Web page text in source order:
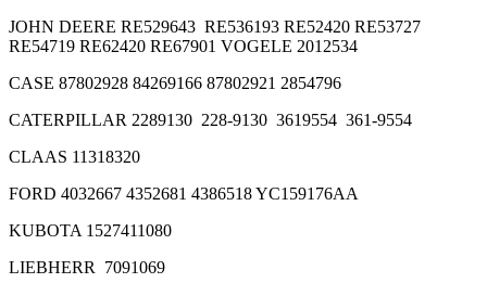
JOHN DEERE RE529643 RE536193 RE52420 RE53727
RE54719 RE62420 RE67901 VOGELE 2012534
CASE 87802928 84269166 87802921 2854796
CATERPILLAR 2289130 228-9130 3619554 361-9554
CLAAS 11318320
FORD 4032667 4352681 4386518 YC159176AA
KUBOTA 1527411080
LIEBHERR 7091069